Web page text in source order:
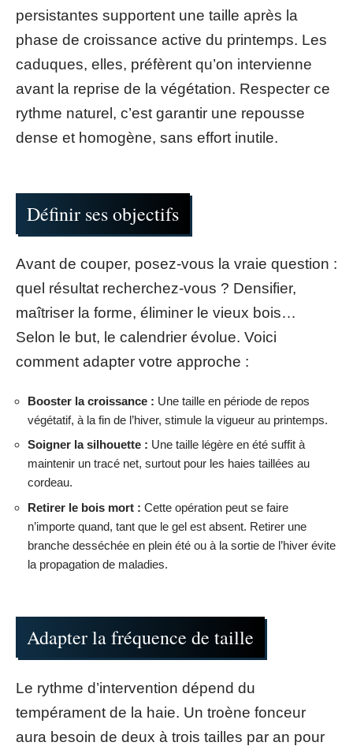
persistantes supportent une taille après la
phase de croissance active du printemps. Les
caduques, elles, préfèrent qu’on intervienne
avant la reprise de la végétation. Respecter ce
rythme naturel, c’est garantir une repousse
dense et homogène, sans effort inutile.
Définir ses objectifs
Avant de couper, posez-vous la vraie question :
quel résultat recherchez-vous ? Densifier,
maîtriser la forme, éliminer le vieux bois…
Selon le but, le calendrier évolue. Voici
comment adapter votre approche :
Booster la croissance : Une taille en période de repos
végétatif, à la fin de l’hiver, stimule la vigueur au printemps.
Soigner la silhouette : Une taille légère en été suffit à
maintenir un tracé net, surtout pour les haies taillées au
cordeau.
Retirer le bois mort : Cette opération peut se faire
n’importe quand, tant que le gel est absent. Retirer une
branche desséchée en plein été ou à la sortie de l’hiver évite
la propagation de maladies.
Adapter la fréquence de taille
Le rythme d’intervention dépend du
tempérament de la haie. Un troène fonceur
aura besoin de deux à trois tailles par an pour